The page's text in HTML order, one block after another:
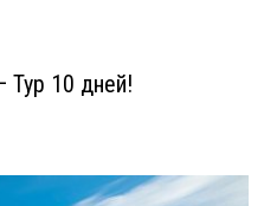
Тур 10 дней!